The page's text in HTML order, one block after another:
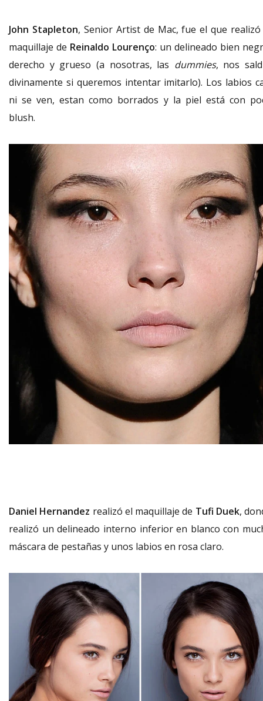
John Stapleton, Senior Artist de Mac, fue el que
maquillaje de Reinaldo Lourenço: un delineado bien
derecho y grueso (a nosotras, las dummies, nos
divinamente si queremos intentar imitarlo). Los labios
ni se ven, estan como borrados y la piel está con
blush.
Daniel Hernandez realizó el maquillaje de Tufi Duek,
realizó un delineado interno inferior en blanco con
máscara de pestañas y unos labios en rosa claro.